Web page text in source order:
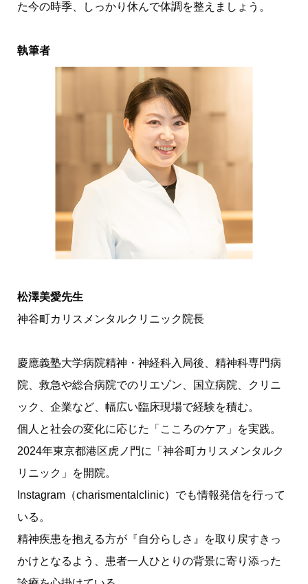
た今の時季、しっかり休んで体調を整えましょう。
執筆者
松澤美愛先生
神谷町カリスメンタルクリニック院長
慶應義塾大学病院精神・神経科入局後、精神科専門病
院、救急や総合病院でのリエゾン、国立病院、クリニ
ック、企業など、幅広い臨床現場で経験を積む。
個人と社会の変化に応じた「こころのケア」を実践。
2024年東京都港区虎ノ門に「神谷町カリスメンタルク
リニック」を開院。
Instagram（charismentalclinic）でも情報発信を行って
いる。
精神疾患を抱える方が『自分らしさ』を取り戻すきっ
かけとなるよう、患者一人ひとりの背景に寄り添った